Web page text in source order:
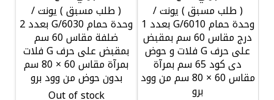
( طلب مسبق ) يونت /
وحدة حمام G/6010 بعدد 1
درج مقاس 60 سم بمقبض
على حرف G فلات و حوض
دى كود 65 سم بمرآة
مقاس 60 × 80 سم من وود
برو
( طلب مسبق ) يونت /
وحدة حمام G/6030 بعدد 2
ضلفة مقاس 60 سم
بمقبض على حرف G فلات
بمرآة مقاس 60 × 80 سم
بدون حوض من وود برو
Out of stock